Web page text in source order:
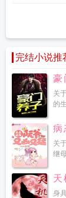
完结小说推
豪
关
的
病
关
继
天
身